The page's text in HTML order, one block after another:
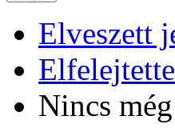
Elveszett
Nincs